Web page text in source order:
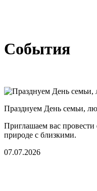
События
Празднуем День семьи,
Приглашаем вас
природе с близкими.
07.07.2026